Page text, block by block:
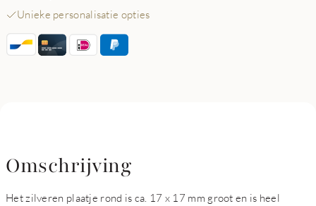
Unieke personalisatie opties
Omschrijving
Het zilveren plaatje rond is ca. 17 x 17 mm groot en is heel